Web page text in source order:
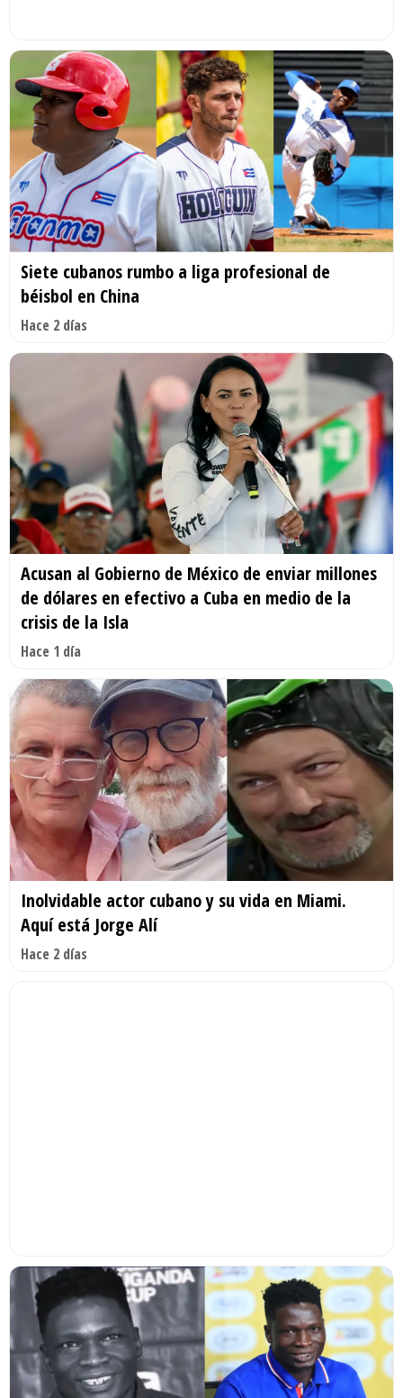
Siete cubanos rumbo a liga profesional de
béisbol en China
Hace 2 días
Acusan al Gobierno de México de enviar millones
de dólares en efectivo a Cuba en medio de la
crisis de la Isla
Hace 1 día
Inolvidable actor cubano y su vida en Miami.
Aquí está Jorge Alí
Hace 2 días